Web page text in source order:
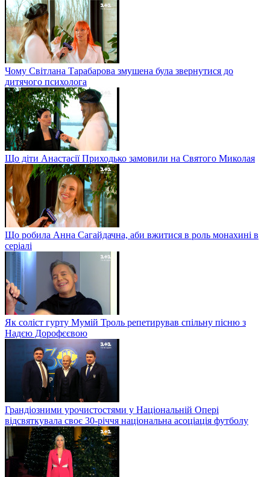
Чому Світлана Тарабарова змушена була звернутися до
дитячого психолога
Що діти Анастасії Приходько замовили на Святого Миколая
Що робила Анна Сагайдачна, аби вжитися в роль монахині в
серіалі
Як соліст гурту Мумій Троль репетирував спільну пісню з
Надєю Дорофєєвою
Грандіозними урочистостями у Національній Опері
відсвяткувала своє 30-річчя національна асоціація футболу